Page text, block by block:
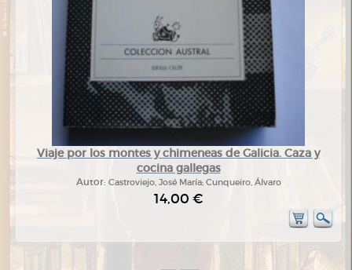
Viaje por los montes y chimeneas de Galicia. Caza y
cocina gallegas
Autor: Castroviejo, José María; Cunqueiro, Álvaro
14,00 €